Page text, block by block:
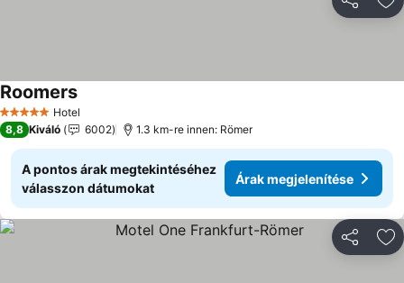
5 KategóriaHotel
RoomersÁrak megjelenítése
8,8 Kiváló 6002 1.3 km-re innen: Römer
A pontos árak megtekintéséhez
válasszon dátumokat
Árak megjelenítése